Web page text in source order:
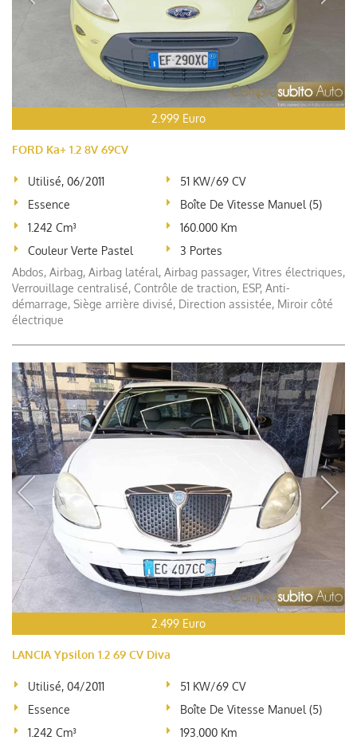
2.999 Euro
FORD Ka+ 1.2 8V 69CV
Utilisé, 06/2011
51 KW/69 CV
Essence
Boîte De Vitesse Manuel (5)
1.242 Cm³
160.000 Km
Couleur Verte Pastel
3 Portes
Abdos, Airbag, Airbag latéral, Airbag passager, Vitres électriques,
Verrouillage centralisé, Contrôle de traction, ESP, Anti-
démarrage, Siège arrière divisé, Direction assistée, Miroir côté
électrique
2.499 Euro
LANCIA Ypsilon 1.2 69 CV Diva
Utilisé, 04/2011
51 KW/69 CV
Essence
Boîte De Vitesse Manuel (5)
1.242 Cm³
193.000 Km